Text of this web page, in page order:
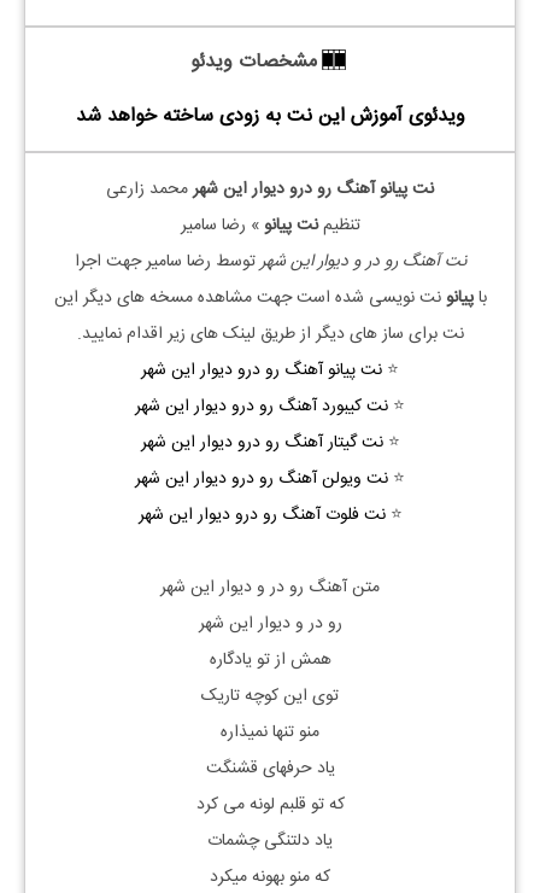
مشخصات ویدئو
ویدئوی آموزش این نت به زودی ساخته خواهد شد
نت پیانو آهنگ رو درو دیوار این شهرمحمد زارعی
تنظیمنت پیانو» رضا سامیر
نت آهنگ رو در و دیوار این شهرتوسط رضا سامیر جهت اجرا
باپیانونت نویسی شده است جهت مشاهده مسخه های دیگر این
نت برای ساز های دیگر از طریق لینک های زیر اقدام نمایید.
⭐ نت پیانو آهنگ رو درو دیوار این شهر
⭐ نت کیبورد آهنگ رو درو دیوار این شهر
⭐نت گیتار آهنگ رو درو دیوار این شهر
⭐ نت ویولن آهنگ رو درو دیوار این شهر
⭐نت فلوت آهنگ رو درو دیوار این شهر
متن آهنگ رو در و دیوار این شهر
رو در و دیوار این شهر
همش از تو یادگاره
توی این کوچه تاریک
منو تنها نمیذاره
یاد حرفهای قشنگت
که تو قلبم لونه می کرد
یاد دلتنگی چشمات
که منو بهونه میکرد